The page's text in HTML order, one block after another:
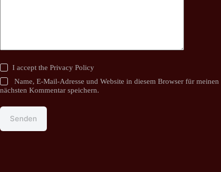
I accept thePrivacy Policy
Name, E-Mail-Adresse und Website in diesem Browser für meinen
nächsten Kommentar speichern.
Senden